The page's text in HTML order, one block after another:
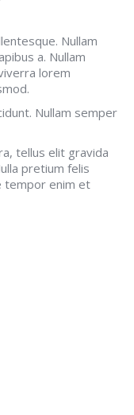
Nullam
a. Nullam
lorem
Nullam semper
tellus elit gravida
pretium felis
tempor enim et